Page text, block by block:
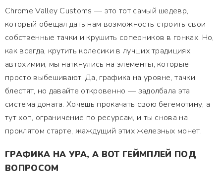
Chrome Valley Customs — это тот самый шедевр,
который обещал дать нам возможность строить свои
собственные тачки и крушить соперников в гонках. Но,
как всегда, крутить колесики в лучших традициях
автохимии, мы наткнулись на элементы, которые
просто выбешивают. Да, графика на уровне, тачки
блестят, но давайте откровенно — задолбала эта
система доната. Хочешь прокачать свою бегемотину, а
тут хоп, ограничение по ресурсам, и ты снова на
проклятом старте, жаждущий этих железных монет.
ГРАФИКА НА УРА, А ВОТ ГЕЙМПЛЕЙ ПОД
ВОПРОСОМ